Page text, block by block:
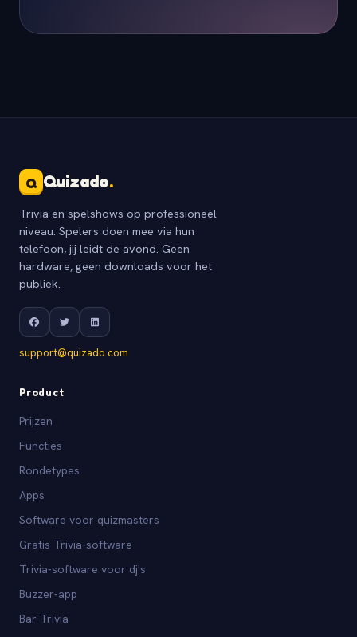
Q Quizado.
Trivia en spelshows op professioneel
niveau. Spelers doen mee via hun
telefoon, jij leidt de avond. Geen
hardware, geen downloads voor het
publiek.
support@quizado.com
Product
Prijzen
Functies
Rondetypes
Apps
Software voor quizmasters
Gratis Trivia-software
Trivia-software voor dj's
Buzzer-app
Bar Trivia